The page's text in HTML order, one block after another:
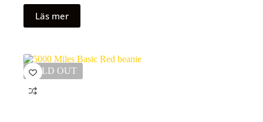
Läs mer
SOLD OUT